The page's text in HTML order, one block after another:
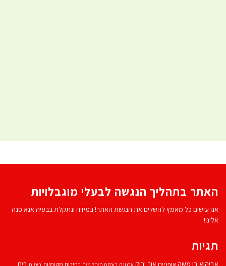
האתר בתהליך הנגשה לבעלי מוגבלויות
אנו עושים כל מאמץ להשלים את הנגשת האתר! במידה ונתקלת בבעיה אנא פנה
אלינו!
תגיות
אביהוא בן משהאופניים אור ירוק ארנונה בורסת היהלומים בחירות מקומיות ביטוח בית